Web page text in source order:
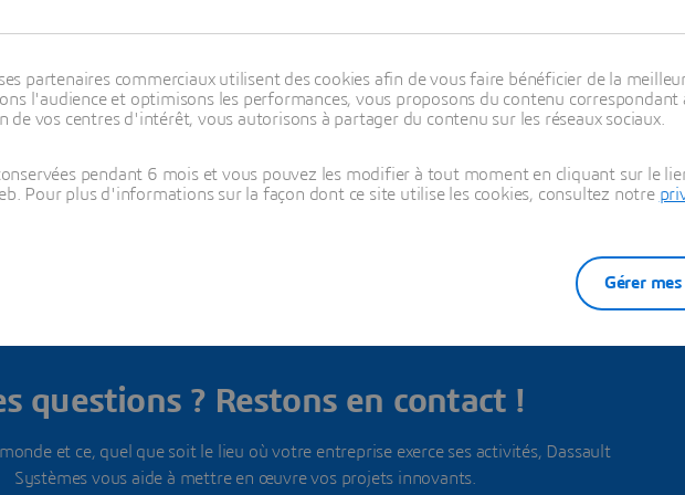
Voir tous nos bureaux dans ce pays
questions ? Restons en contact !
et ce, quel que soit le lieu où votre entreprise exerce ses activités, Dassault
Systèmes vous aide à mettre en œuvre vos projets innovants.
partenaires commerciaux utilisent des cookies afin de vous faire bénéficier de la
l'audience et optimisons les performances, vous proposons du contenu
de vos centres d'intérêt, vous autorisons à partager du contenu sur les réseaux sociaux.
pendant 6 mois et vous pouvez les modifier à tout moment en cliquant sur le
Pour plus d'informations sur la façon dont ce site utilise les cookies, consultez notre
Gérer